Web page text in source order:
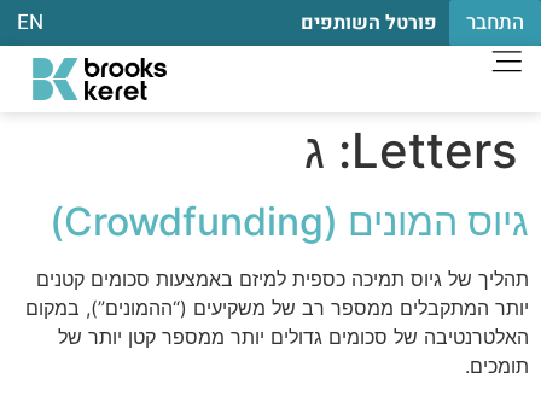
התחבר פורטל השותפים EN
Letters: ג
גיוס המונים (Crowdfunding)
תהליך של גיוס תמיכה כספית למיזם באמצעות סכומים קטנים
יותר המתקבלים ממספר רב של משקיעים (“ההמונים”), במקום
האלטרנטיבה של סכומים גדולים יותר ממספר קטן יותר של
תומכים.